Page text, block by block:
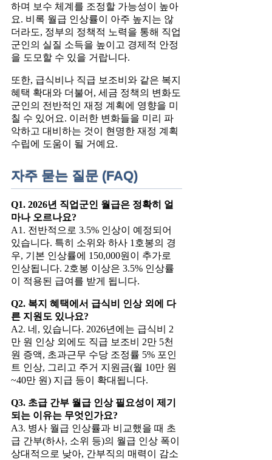
하며 보수 체계를 조정할 가능성이 높아
요. 비록 월급 인상률이 아주 높지는 않
더라도, 정부의 정책적 노력을 통해 직업
군인의 실질 소득을 높이고 경제적 안정
을 도모할 수 있을 거랍니다.
또한, 급식비나 직급 보조비와 같은 복지
혜택 확대와 더불어, 세금 정책의 변화도
군인의 전반적인 재정 계획에 영향을 미
칠 수 있어요. 이러한 변화들을 미리 파
악하고 대비하는 것이 현명한 재정 계획
수립에 도움이 될 거예요.
자주 묻는 질문 (FAQ)
Q1. 2026년 직업군인 월급은 정확히 얼
마나 오르나요?
A1. 전반적으로 3.5% 인상이 예정되어
있습니다. 특히 소위와 하사 1호봉의 경
우, 기본 인상률에 150,000원이 추가로
인상됩니다. 2호봉 이상은 3.5% 인상률
이 적용된 급여를 받게 됩니다.
Q2. 복지 혜택에서 급식비 인상 외에 다
른 지원도 있나요?
A2. 네, 있습니다. 2026년에는 급식비 2
만 원 인상 외에도 직급 보조비 2만 5천
원 증액, 초과근무 수당 조정률 5% 포인
트 인상, 그리고 주거 지원금(월 10만 원
~40만 원) 지급 등이 확대됩니다.
Q3. 초급 간부 월급 인상 필요성이 제기
되는 이유는 무엇인가요?
A3. 병사 월급 인상률과 비교했을 때 초
급 간부(하사, 소위 등)의 월급 인상 폭이
상대적으로 낮아, 간부직의 매력이 감소